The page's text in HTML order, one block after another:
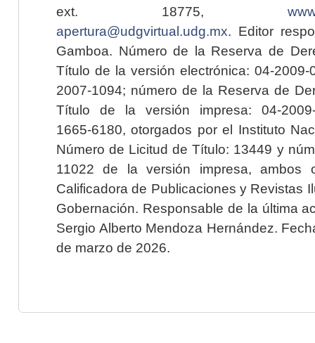
ext. 18775,
apertura@udgvirtual.udg.mx. Editor
Gamboa. Número de la Reserva de
Título de la versión electrónica: 04-2009-
2007-1094; número de la Reserva de
Título de la versión impresa: 04-2009-
1665-6180, otorgados por el Instituto
Número de Licitud de Título: 13449 y
11022 de la versión impresa, ambos
Calificadora de Publicaciones y Revistas
Gobernación. Responsable de la última
Sergio Alberto Mendoza Hernández.
de marzo de 2026.